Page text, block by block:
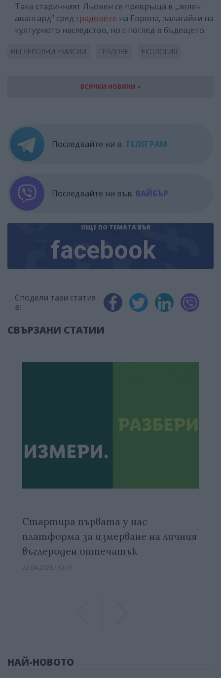
Така старинният Льовен се превръща в „зелен
авангард” сред градовете на Европа, залагайки на
културното наследство, но с поглед в бъдещето.
ВЪГЛЕРОДНИ ЕМИСИИ ГРАДОВЕ ЕКОЛОГИЯ
ВСИЧКИ НОВИНИ »
Последвайте ни в ТЕЛЕГРАМ
Последвайте ни във ВАЙБЪР
ОЩЕ ПО ТЕМАТА ВЪВ
facebook
Сподели тази статия
в:
СВЪРЗАНИ СТАТИИ
Стартира първата у нас
платформа за измерване на личния
въглероден отпечатък
22.04.2026 / 12:07
НАЙ-НОВОТО